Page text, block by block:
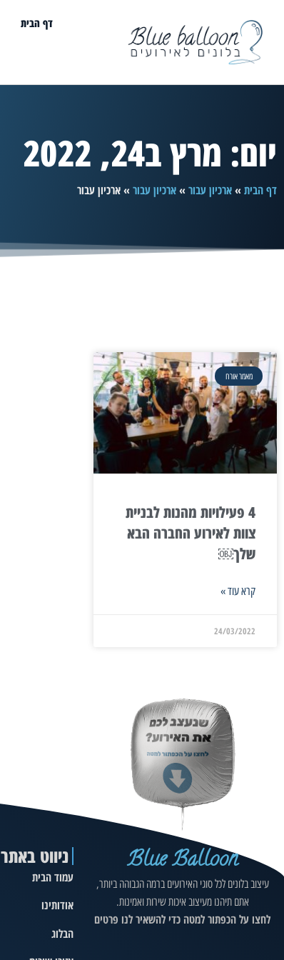
דף הבית
יום: מרץ ב24, 2022
דף הבית»ארכיון עבור»ארכיון עבור»ארכיון עבור
מאמר אורח
4 פעילויות מהנות לבניית
צוות לאירוע החברה הבא
שלך￼
קרא עוד »
24/03/2022
Blue Balloon
עיצוב בלונים לכל סוגי האירועים ברמה הגבוהה ביותר,
אתם תיהנו מעיצוב איכות שירות ואמינות.
לחצו על הכפתור למטה כדי להשאיר לנו פרטים
ניווט באתר
עמוד הבית
אודותינו
הבלוג